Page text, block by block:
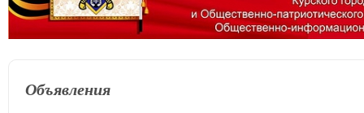
Объявления